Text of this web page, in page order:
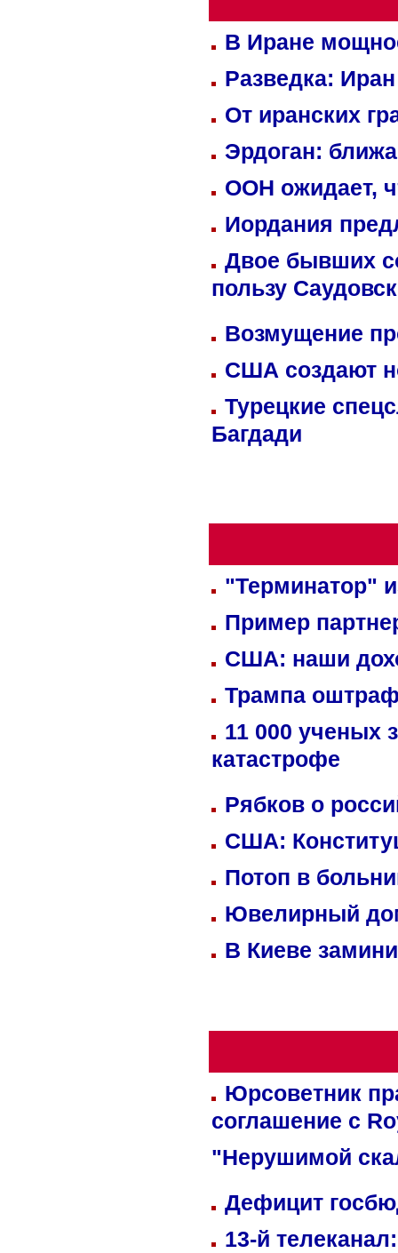
В Иране
Разведка:
От иранских
Эрдоган:
ООН ожидает,
Иордания
Двое бывших
пользу
Возмущение
США создают
Турецкие
Багдади
"Терминатор"
Пример
США: наши
Трампа
11 000 ученых
катастрофе
Рябков о
США:
Потоп в
Ювелирный
В Киеве
Юрсоветник
соглашение с
"Нерушимой
Дефицит
13-й